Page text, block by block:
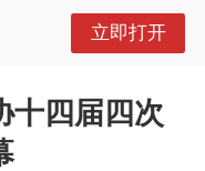
立即打开
十四届四次